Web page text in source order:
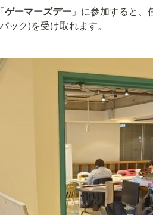
ゲーマーズデー 」に参加すると
ック)を受け取れます。